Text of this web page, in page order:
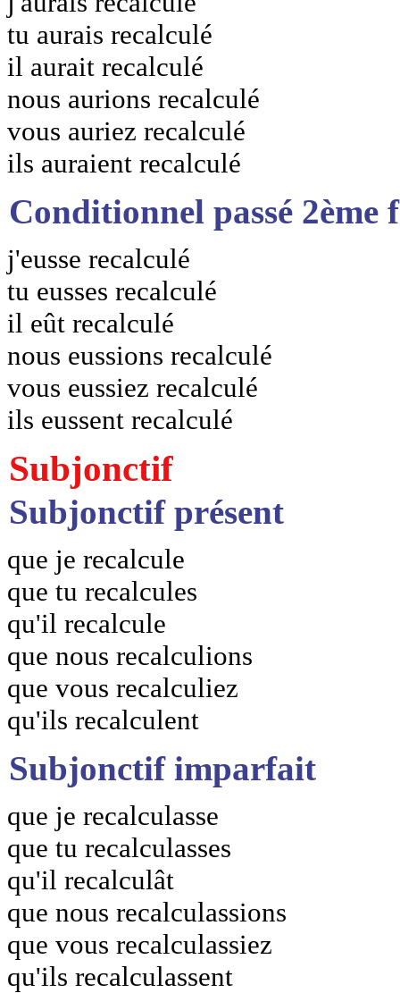
tu aurais recalculé
il aurait recalculé
nous aurions recalculé
vous auriez recalculé
ils auraient recalculé
Conditionnel passé 2ème
j'eusse recalculé
tu eusses recalculé
il eût recalculé
nous eussions recalculé
vous eussiez recalculé
ils eussent recalculé
Subjonctif
Subjonctif présent
que je recalcule
que tu recalcules
qu'il recalcule
que nous recalculions
que vous recalculiez
qu'ils recalculent
Subjonctif imparfait
que je recalculasse
que tu recalculasses
qu'il recalculât
que nous recalculassions
que vous recalculassiez
qu'ils recalculassent